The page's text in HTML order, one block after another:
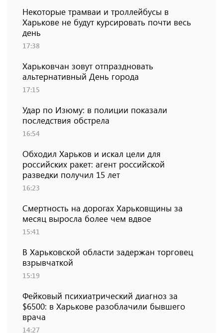
Некоторые трамваи и троллейбусы в
Харькове не будут курсировать почти весь
день
17:38
Харьковчан зовут отпраздновать
альтернативный День города
17:15
Удар по Изюму: в полиции показали
последствия обстрела
16:54
Обходил Харьков и искал цели для
российских ракет: агент российской
разведки получил 15 лет
16:23
Смертность на дорогах Харьковщины за
месяц выросла более чем вдвое
15:41
В Харьковской области задержан торговец
взрывчаткой
15:19
Фейковый психиатрический диагноз за
$6500: в Харькове разоблачили бывшего
врача
14:27